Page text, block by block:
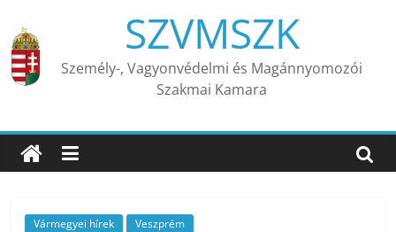
content
SZVMSZK
Személy-, Vagyonvédelmi és Magánnyomozói
Szakmai Kamara
Vármegyei hírek Veszprém